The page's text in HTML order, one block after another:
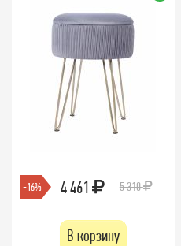
-16% 4 461 5 310
В корзину